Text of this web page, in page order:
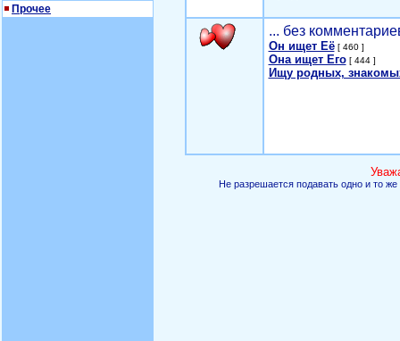
Прочее
... без
Он ищет Её[ 460 ]
Она ищет Его[ 444 ]
Ищу родных,
Не разрешается подавать одно и то